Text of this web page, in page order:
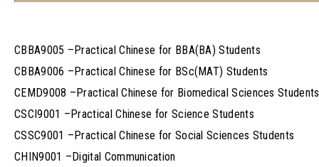
CBBA9005 –Practical Chinese for BBA(BA) Students
CBBA9006 –Practical Chinese for BSc(MAT) Students
CEMD9008 –Practical Chinese for Biomedical Sciences Students
CSCI9001 –Practical Chinese for Science Students
CSSC9001 –Practical Chinese for Social Sciences Students
CHIN9001 –Digital Communication